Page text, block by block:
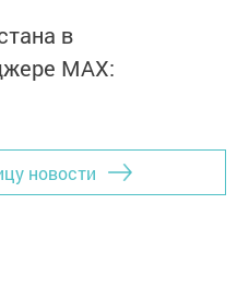
в
MАХ:
новости